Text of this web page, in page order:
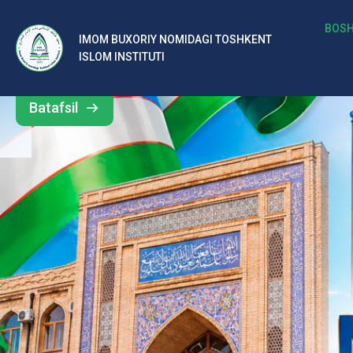
IMOM BUXORIY NOMIDAGI TOSHKENT
ISLOM INSTITUTI
b
al
ar
o‘
rt
a
si
d
Barcha
yangiliklar
Batafsil